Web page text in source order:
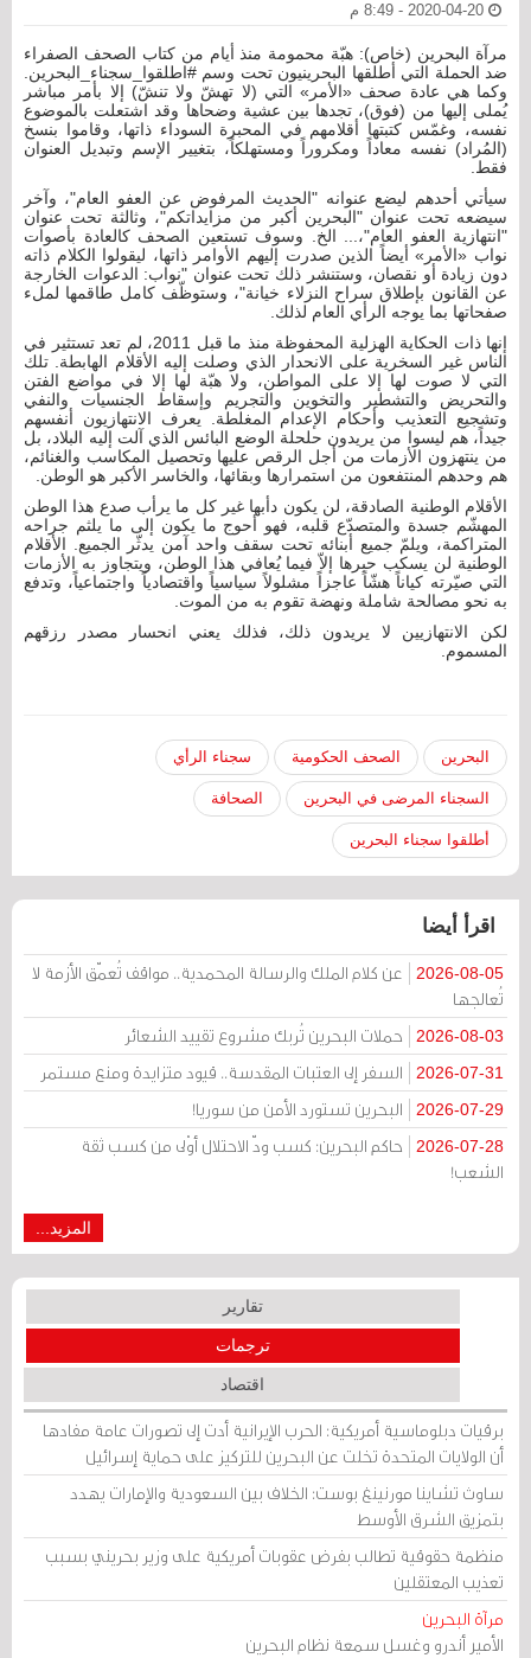
مرآة البحرين (خاص): هبّة محمومة منذ أيام من كتاب الصحف الصفراء
ضد الحملة التي أطلقها البحرينيون تحت وسم #اطلقوا_سجناء_البحرين.
وكما هي عادة صحف «الأمر» التي (لا تهشّ ولا تنشّ) إلا بأمر مباشر
يُملى إليها من (فوق)، تجدها بين عشية وضحاها وقد اشتعلت بالموضوع
نفسه، وغمّس كتبتها أقلامهم في المحبرة السوداء ذاتها، وقاموا بنسخ
(المُراد) نفسه معاداً ومكروراً ومستهلكاً، بتغيير الإسم وتبديل العنوان
فقط.
سيأتي أحدهم ليضع عنوانه "الحديث المرفوض عن العفو العام"، وآخر
سيضعه تحت عنوان "البحرين أكبر من مزايداتكم"، وثالثة تحت عنوان
"انتهازية العفو العام"،... الخ. وسوف تستعين الصحف كالعادة بأصوات
نواب «الأمر» أيضاً الذين صدرت إليهم الأوامر ذاتها، ليقولوا الكلام ذاته
دون زيادة أو نقصان، وستنشر ذلك تحت عنوان "نواب: الدعوات الخارجة
عن القانون بإطلاق سراح النزلاء خيانة"، وستوظّف كامل طاقمها لملء
صفحاتها بما يوجه الرأي العام لذلك.
إنها ذات الحكاية الهزلية المحفوظة منذ ما قبل 2011، لم تعد تستثير في
الناس غير السخرية على الانحدار الذي وصلت إليه الأقلام الهابطة. تلك
التي لا صوت لها إلا على المواطن، ولا هبّة لها إلا في مواضع الفتن
والتحريض والتشطير والتخوين والتجريم وإسقاط الجنسيات والنفي
وتشجيع التعذيب وأحكام الإعدام المغلطة. يعرف الانتهازيون أنفسهم
جيداً، هم ليسوا من يريدون حلحلة الوضع البائس الذي آلت إليه البلاد، بل
من ينتهزون الأزمات من أجل الرقص عليها وتحصيل المكاسب والغنائم،
هم وحدهم المنتفعون من استمرارها وبقائها، والخاسر الأكبر هو الوطن.
الأقلام الوطنية الصادقة، لن يكون دأبها غير كل ما يرأب صدع هذا الوطن
المهشّم جسدة والمتصدّع قلبه، فهو أحوج ما يكون إلى ما يلثم جراحه
المتراكمة، ويلمّ جميع أبنائه تحت سقف واحد آمن يدثّر الجميع. الأقلام
الوطنية لن يسكب حبرها إلاّ فيما يُعافي هذا الوطن، ويتجاوز به الأزمات
التي صيّرته كياناً هشّاً عاجزاً مشلولاً سياسياً واقتصادياً واجتماعياً، وتدفع
به نحو مصالحة شاملة ونهضة تقوم به من الموت.
لكن الانتهازيين لا يريدون ذلك، فذلك يعني انحسار مصدر رزقهم
المسموم.
البحرين الصحف الحكومية سجناء الرأي
السجناء المرضى في البحرين الصحافة
أطلقوا سجناء البحرين
اقرأ أيضا
2026-08-05
عن كلام الملك والرسالة المحمدية.. مواقف تُعمّق الأزمة لا
تُعالجها
2026-08-03 حملات البحرين تُربك مشروع تقييد الشعائر
2026-07-31 السفر إلى العتبات المقدسة.. قيود متزايدة ومنع مستمر
2026-07-29 البحرين تستورد الأمن من سوريا!
2026-07-28
حاكم البحرين: كسب ودّ الاحتلال أوْلى من كسب ثقة
الشعب!
المزيد...
تقارير
ترجمات
اقتصاد
برقيات دبلوماسية أمريكية: الحرب الإيرانية أدت إلى تصورات عامة مفادها
أن الولايات المتحدة تخلت عن البحرين للتركيز على حماية إسرائيل
ساوث تشاينا مورنينغ بوست: الخلاف بين السعودية والإمارات يهدد
بتمزيق الشرق الأوسط
منظمة حقوقية تطالب بفرض عقوبات أمريكية على وزير بحريني بسبب
تعذيب المعتقلين
مرآة البحرين
الأمير أندرو وغسل سمعة نظام البحرين